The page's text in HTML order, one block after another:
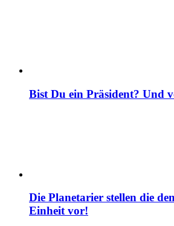
Bist Du ein Präsident? Und
Die Planetarier stellen die
Einheit vor!